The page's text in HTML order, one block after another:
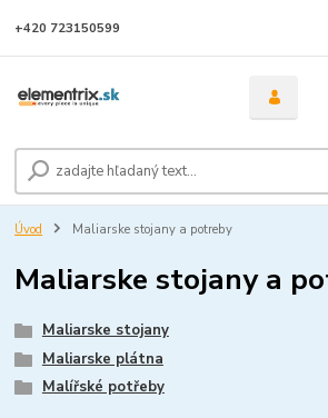
+420 723150599
Úvod Maliarske stojany a potreby
Maliarske stojany a
Maliarske stojany
Maliarske plátna
Malířské potřeby